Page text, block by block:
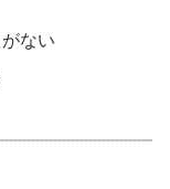
ない